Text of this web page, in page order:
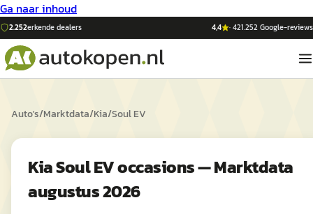
Ga naar inhoud
2.252erkende dealers 4,4 ·421.252Google-reviews
Auto's/Marktdata/Kia/Soul EV
Kia Soul EV occasions — Marktdata
augustus 2026